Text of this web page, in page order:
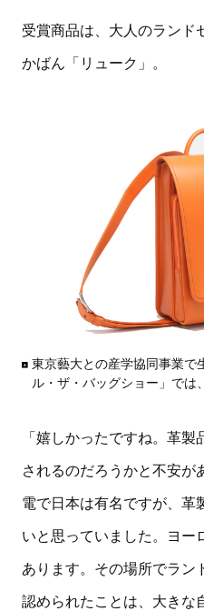
受賞商品は、大人のランド
かばん「リューク」。
東京藝大との産学協同事業で
ル・ザ・バッグショー」で
「嬉しかったですね。革
されるのだろうかと不安が
電で日本は有名ですが、革
いと思っていました。ヨー
あります。その場所でラン
認められたことは、大きな